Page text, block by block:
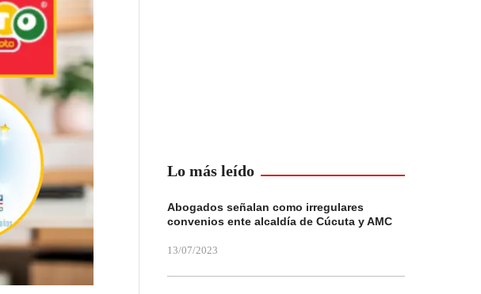
Lo más leído
Abogados señalan como irregulares
convenios ente alcaldía de Cúcuta y AMC
13/07/2023